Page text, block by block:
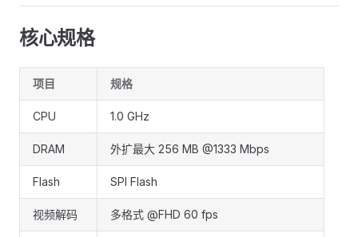
核心规格
项目 规格
CPU 1.0 GHz
DRAM 外扩最大 256 MB @1333 Mbps
Flash SPI Flash
视频解码 多格式 @FHD 60 fps